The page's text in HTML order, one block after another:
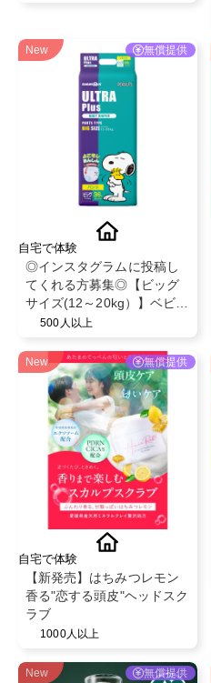
New 無償提供
自宅で体験
◎インスタグラムに投稿し
てくれる方募集◎【ビッグ
サイズ(12～20kg）】ベビー
ザらス限定！ベビー紙おむ
イン◎ベビー育児用品◎
500人以上
New 無償提供
自宅で体験
【新発売】はちみつレモン
香る"恋する頭皮"ヘッドスク
ラブ
1000人以上
New 無償提供